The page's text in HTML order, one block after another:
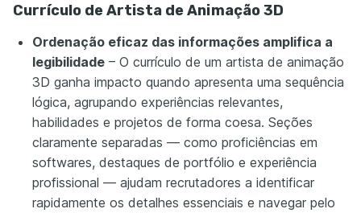
Currículo de Artista de Animação 3D
Ordenação eficaz das informações amplifica a
legibilidade – O currículo de um artista de animação
3D ganha impacto quando apresenta uma sequência
lógica, agrupando experiências relevantes,
habilidades e projetos de forma coesa. Seções
claramente separadas — como proficiências em
softwares, destaques de portfólio e experiência
profissional — ajudam recrutadores a identificar
rapidamente os detalhes essenciais e navegar pelo